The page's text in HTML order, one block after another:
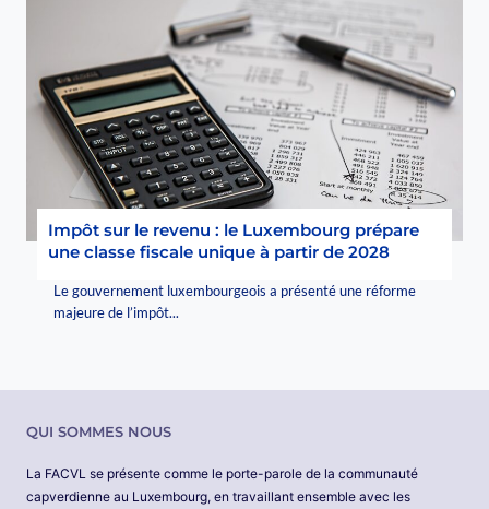
Impôt sur le revenu : le Luxembourg prépare
une classe fiscale unique à partir de 2028
Le gouvernement luxembourgeois a présenté une réforme
majeure de l’impôt...
QUI SOMMES NOUS
La FACVL se présente comme le porte-parole de la communauté
capverdienne au Luxembourg, en travaillant ensemble avec les